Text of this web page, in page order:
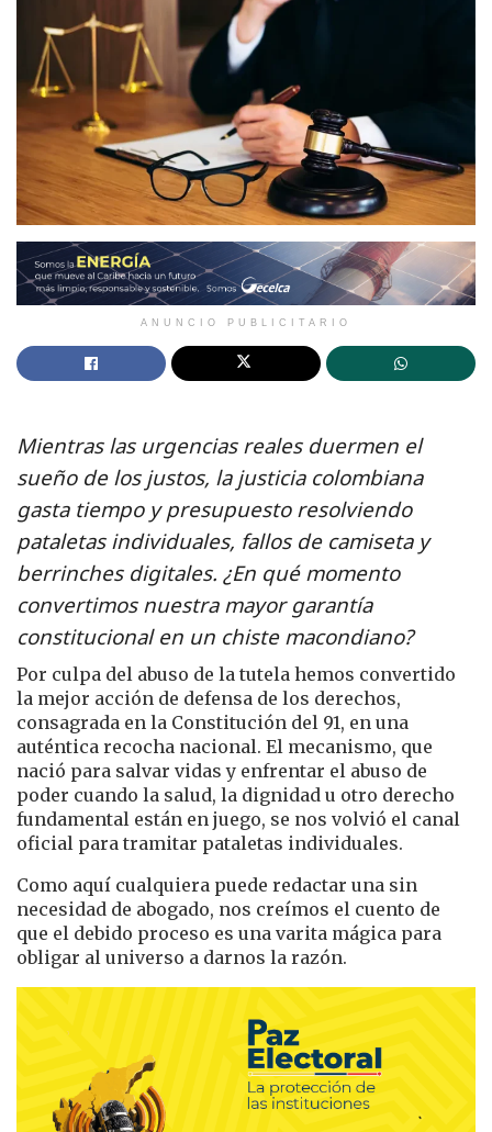
ANUNCIO PUBLICITARIO
Mientras las urgencias reales duermen el
sueño de los justos, la justicia colombiana
gasta tiempo y presupuesto resolviendo
pataletas individuales, fallos de camiseta y
berrinches digitales. ¿En qué momento
convertimos nuestra mayor garantía
constitucional en un chiste macondiano?
Por culpa del abuso de la tutela hemos convertido
la mejor acción de defensa de los derechos,
consagrada en la Constitución del 91, en una
auténtica recocha nacional. El mecanismo, que
nació para salvar vidas y enfrentar el abuso de
poder cuando la salud, la dignidad u otro derecho
fundamental están en juego, se nos volvió el canal
oficial para tramitar pataletas individuales.
Como aquí cualquiera puede redactar una sin
necesidad de abogado, nos creímos el cuento de
que el debido proceso es una varita mágica para
obligar al universo a darnos la razón.